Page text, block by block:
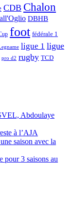
CDB Chalon
DBHB
foot fédérale 1
ligue 1 ligue
pro d2 rugby TCD
Abdoulaye
à l’AJA
saison avec la
3 saisons au